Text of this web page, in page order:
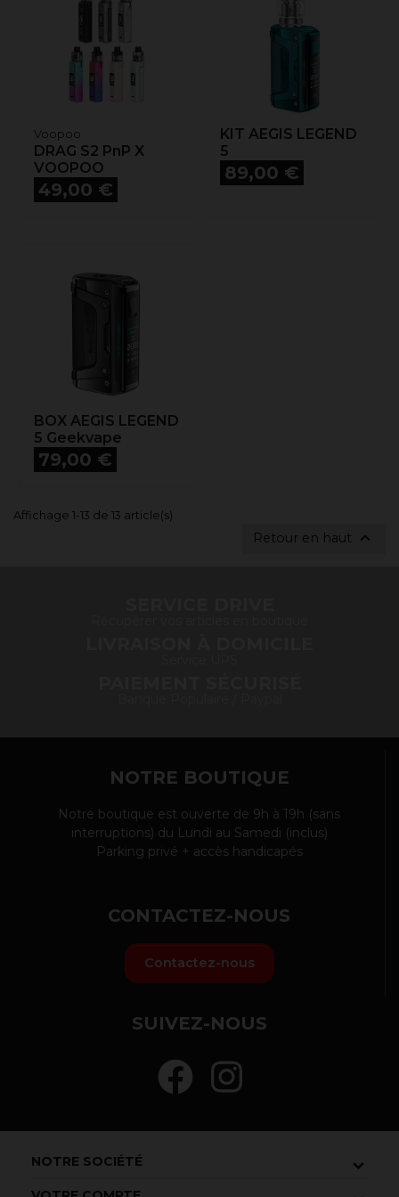
Voopoo
DRAG S2 PnP X
VOOPOO
Prix
49,00 €
KIT AEGIS LEGEND
5
Prix
89,00 €
BOX AEGIS LEGEND
5 Geekvape
Prix
79,00 €
Affichage 1-13 de 13 article(s)
Retour en haut 
NOTRE BOUTIQUE
Notre boutique est ouverte de 9h à 19h (sans
interruptions) du Lundi au Samedi (inclus)
Parking privé + accès handicapés
CONTACTEZ-NOUS
Contactez-nous
SUIVEZ-NOUS
NOTRE SOCIÉTÉ